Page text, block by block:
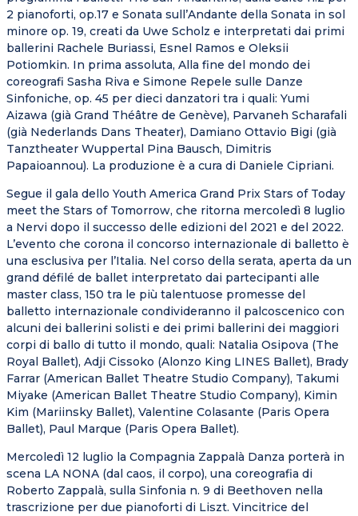
2 pianoforti, op.17 e Sonata sull’Andante della Sonata in sol
minore op. 19, creati da Uwe Scholz e interpretati dai primi
ballerini Rachele Buriassi, Esnel Ramos e Oleksii
Potiomkin. In prima assoluta, Alla fine del mondo dei
coreografi Sasha Riva e Simone Repele sulle Danze
Sinfoniche, op. 45 per dieci danzatori tra i quali: Yumi
Aizawa (già Grand Théâtre de Genève), Parvaneh Scharafali
(già Nederlands Dans Theater), Damiano Ottavio Bigi (già
Tanztheater Wuppertal Pina Bausch, Dimitris
Papaioannou). La produzione è a cura di Daniele Cipriani.
Segue il gala dello Youth America Grand Prix Stars of Today
meet the Stars of Tomorrow, che ritorna mercoledì 8 luglio
a Nervi dopo il successo delle edizioni del 2021 e del 2022.
L’evento che corona il concorso internazionale di balletto è
una esclusiva per l’Italia. Nel corso della serata, aperta da un
grand défilé de ballet interpretato dai partecipanti alle
master class, 150 tra le più talentuose promesse del
balletto internazionale condivideranno il palcoscenico con
alcuni dei ballerini solisti e dei primi ballerini dei maggiori
corpi di ballo di tutto il mondo, quali: Natalia Osipova (The
Royal Ballet), Adji Cissoko (Alonzo King LINES Ballet), Brady
Farrar (American Ballet Theatre Studio Company), Takumi
Miyake (American Ballet Theatre Studio Company), Kimin
Kim (Mariinsky Ballet), Valentine Colasante (Paris Opera
Ballet), Paul Marque (Paris Opera Ballet).
Mercoledì 12 luglio la Compagnia Zappalà Danza porterà in
scena LA NONA (dal caos, il corpo), una coreografia di
Roberto Zappalà, sulla Sinfonia n. 9 di Beethoven nella
trascrizione per due pianoforti di Liszt. Vincitrice del